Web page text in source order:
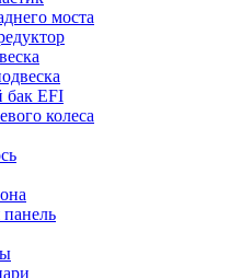
моста
бак EFI
колеса